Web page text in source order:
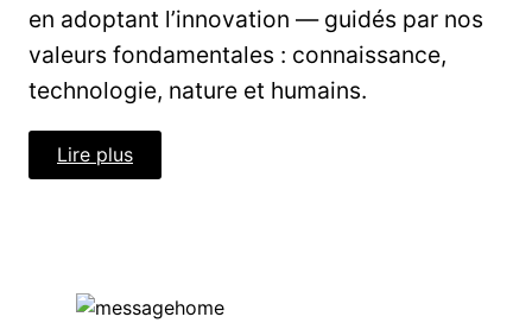
en adoptant l’innovation — guidés par nos
valeurs fondamentales : connaissance,
technologie, nature et humains.
Lire plus